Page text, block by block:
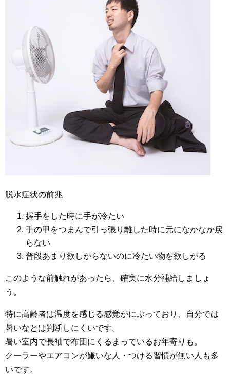
脱水症状の前兆
握手をした時に手が冷たい
手の甲をつまんで引っ張り離した時に元になかなか戻
らない
普段あまり欲しがらないのに冷たい物を欲しがる
このような前触れがあったら、確実に水分補給しましょ
う。
特に高齢者は温度を感じる感覚がにぶっており、自分では
暑いなとは判断しにくいです。
暑い室内で長袖で布団にくるまっているお年寄りも。
クーラーやエアコンが嫌いな人・つける習慣が無い人も多
いです。